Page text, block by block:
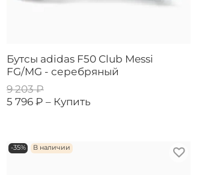
Бутсы adidas F50 Club Messi
FG/MG - серебряный
9 203 ₽
5 796 ₽ – Купить
-35% В наличии